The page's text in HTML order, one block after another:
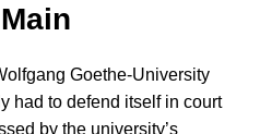
Goethe-University
had to defend itself in court
by the university’s